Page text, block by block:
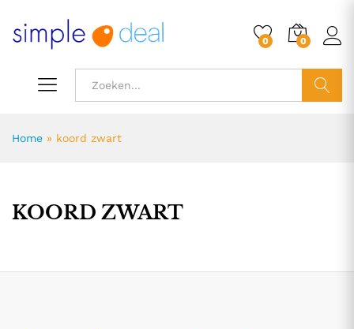
0 0
Home » koord zwart
KOORD ZWART